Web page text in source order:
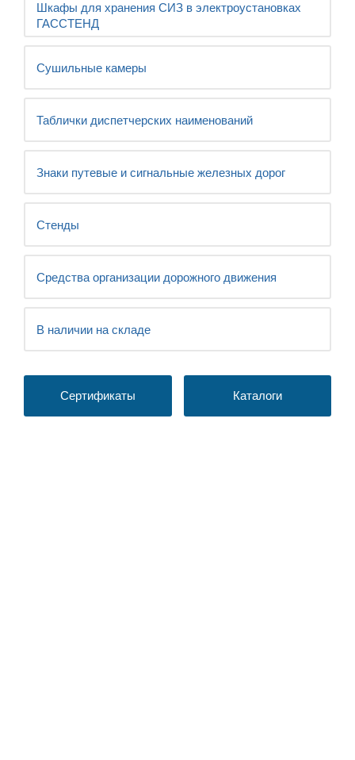
Шкафы для хранения СИЗ в электроустановках
ГАССТЕНД
Сушильные камеры
Таблички диспетчерских наименований
Знаки путевые и сигнальные железных дорог
Стенды
Средства организации дорожного движения
В наличии на складе
Сертификаты Каталоги